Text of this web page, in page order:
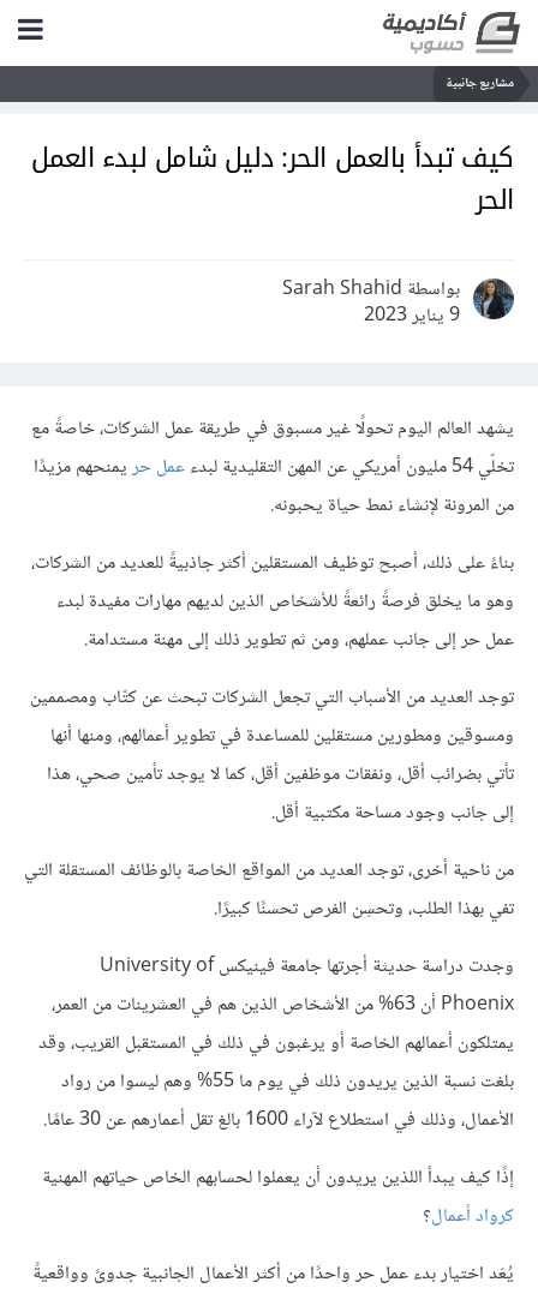
مشاريع جانبية
كيف تبدأ بالعمل الحر: دليل شامل لبدء العمل
الحر
بواسطة Sarah Shahid
9 يناير 2023
يشهد العالم اليوم تحولًا غير مسبوق في طريقة عمل الشركات، خاصةً مع
تخلّي 54 مليون أمريكي عن المهن التقليدية لبدء
عمل حريمنحهم مزيدًا
من المرونة لإنشاء نمط حياة يحبونه.
بناءً على ذلك، أصبح توظيف المستقلين أكثر جاذبيةً للعديد من الشركات،
وهو ما يخلق فرصةً رائعةً للأشخاص الذين لديهم مهارات مفيدة لبدء
عمل حر إلى جانب عملهم، ومن ثم تطوير ذلك إلى مهنة مستدامة.
توجد العديد من الأسباب التي تجعل الشركات تبحث عن كتّاب ومصممين
ومسوقين ومطورين مستقلين للمساعدة في تطوير أعمالهم، ومنها أنها
تأتي بضرائب أقل، ونفقات موظفين أقل، كما لا يوجد تأمين صحي، هذا
إلى جانب وجود مساحة مكتبية أقل.
من ناحية أخرى، توجد العديد من المواقع الخاصة بالوظائف المستقلة التي
تفي بهذا الطلب، وتحسِن الفرص تحسنًا كبيرًا.
وجدت دراسة حديثة أجرتها جامعة فينيكس University of
Phoenix أن 63% من الأشخاص الذين هم في العشرينات من العمر،
يمتلكون أعمالهم الخاصة أو يرغبون في ذلك في المستقبل القريب، وقد
بلغت نسبة الذين يريدون ذلك في يوم ما 55% وهم ليسوا من رواد
الأعمال، وذلك في استطلاع لآراء 1600 بالغ تقل أعمارهم عن 30 عامًا.
إذًا كيف يبدأ اللذين يريدون أن يعملوا لحسابهم الخاص حياتهم المهنية
كرواد أعمال؟
يُعَد اختيار بدء عمل حر واحدًا من أكثر الأعمال الجانبية جدوىً وواقعيةً